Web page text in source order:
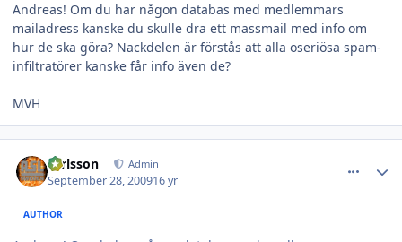
Andreas! Om du har någon databas med medlemmars
mailadress kanske du skulle dra ett massmail med info om
hur de ska göra? Nackdelen är förstås att alla oseriösa spam-
infiltratörer kanske får info även de?
MVH
carlsson Admin
September 28, 200916 yr
AUTHOR